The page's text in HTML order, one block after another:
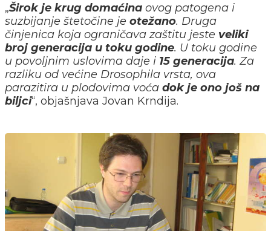
„Širok je krug domaćina ovog patogena i
suzbijanje štetočine je otežano. Druga
činjenica koja ograničava zaštitu jeste veliki
broj generacija u toku godine. U toku godine
u povoljnim uslovima daje i 15 generacija. Za
razliku od većine Drosophila vrsta, ova
parazitira u plodovima voća dok je ono još na
biljci“, objašnjava Jovan Krndija.